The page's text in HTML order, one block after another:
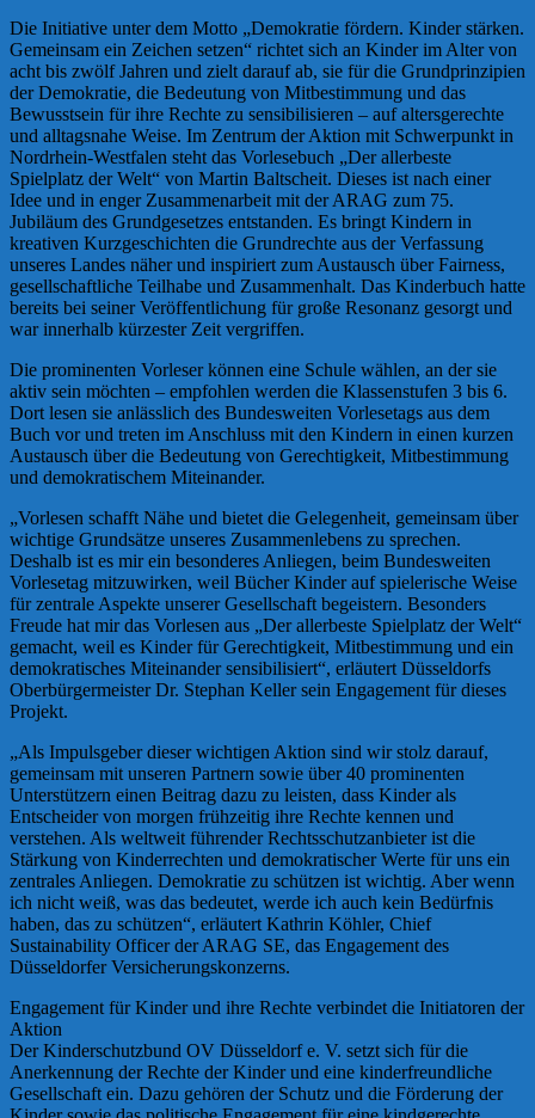
Die Initiative unter dem Motto „Demokratie fördern. Kinder stärken.
Gemeinsam ein Zeichen setzen“ richtet sich an Kinder im Alter von
acht bis zwölf Jahren und zielt darauf ab, sie für die Grundprinzipien
der Demokratie, die Bedeutung von Mitbestimmung und das
Bewusstsein für ihre Rechte zu sensibilisieren – auf altersgerechte
und alltagsnahe Weise. Im Zentrum der Aktion mit Schwerpunkt in
Nordrhein-Westfalen steht das Vorlesebuch „Der allerbeste
Spielplatz der Welt“ von Martin Baltscheit. Dieses ist nach einer
Idee und in enger Zusammenarbeit mit der ARAG zum 75.
Jubiläum des Grundgesetzes entstanden. Es bringt Kindern in
kreativen Kurzgeschichten die Grundrechte aus der Verfassung
unseres Landes näher und inspiriert zum Austausch über Fairness,
gesellschaftliche Teilhabe und Zusammenhalt. Das Kinderbuch hatte
bereits bei seiner Veröffentlichung für große Resonanz gesorgt und
war innerhalb kürzester Zeit vergriffen.
Die prominenten Vorleser können eine Schule wählen, an der sie
aktiv sein möchten – empfohlen werden die Klassenstufen 3 bis 6.
Dort lesen sie anlässlich des Bundesweiten Vorlesetags aus dem
Buch vor und treten im Anschluss mit den Kindern in einen kurzen
Austausch über die Bedeutung von Gerechtigkeit, Mitbestimmung
und demokratischem Miteinander.
„Vorlesen schafft Nähe und bietet die Gelegenheit, gemeinsam über
wichtige Grundsätze unseres Zusammenlebens zu sprechen.
Deshalb ist es mir ein besonderes Anliegen, beim Bundesweiten
Vorlesetag mitzuwirken, weil Bücher Kinder auf spielerische Weise
für zentrale Aspekte unserer Gesellschaft begeistern. Besonders
Freude hat mir das Vorlesen aus „Der allerbeste Spielplatz der Welt“
gemacht, weil es Kinder für Gerechtigkeit, Mitbestimmung und ein
demokratisches Miteinander sensibilisiert“, erläutert Düsseldorfs
Oberbürgermeister Dr. Stephan Keller sein Engagement für dieses
Projekt.
„Als Impulsgeber dieser wichtigen Aktion sind wir stolz darauf,
gemeinsam mit unseren Partnern sowie über 40 prominenten
Unterstützern einen Beitrag dazu zu leisten, dass Kinder als
Entscheider von morgen frühzeitig ihre Rechte kennen und
verstehen. Als weltweit führender Rechtsschutzanbieter ist die
Stärkung von Kinderrechten und demokratischer Werte für uns ein
zentrales Anliegen. Demokratie zu schützen ist wichtig. Aber wenn
ich nicht weiß, was das bedeutet, werde ich auch kein Bedürfnis
haben, das zu schützen“, erläutert Kathrin Köhler, Chief
Sustainability Officer der ARAG SE, das Engagement des
Düsseldorfer Versicherungskonzerns.
Engagement für Kinder und ihre Rechte verbindet die Initiatoren der
Aktion
Der Kinderschutzbund OV Düsseldorf e. V. setzt sich für die
Anerkennung der Rechte der Kinder und eine kinderfreundliche
Gesellschaft ein. Dazu gehören der Schutz und die Förderung der